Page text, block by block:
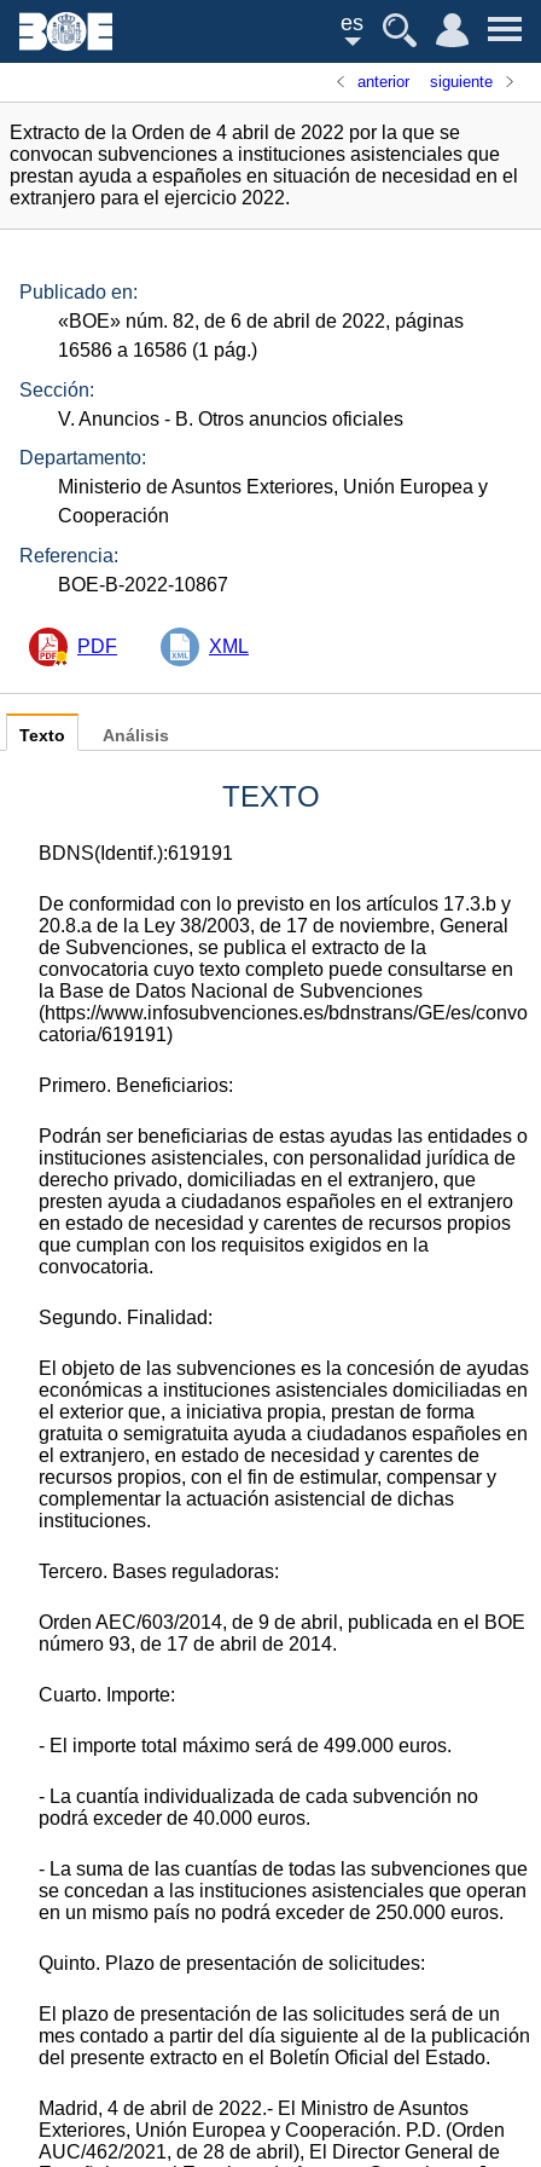
es
anterior siguiente
Extracto de la Orden de 4 abril de 2022 por la que se
convocan subvenciones a instituciones asistenciales que
prestan ayuda a españoles en situación de necesidad en el
extranjero para el ejercicio 2022.
Publicado en:
«BOE» núm. 82, de 6 de abril de 2022, páginas
16586 a 16586 (1 pág.)
Sección:
V. Anuncios - B. Otros anuncios oficiales
Departamento:
Ministerio de Asuntos Exteriores, Unión Europea y
Cooperación
Referencia:
BOE-B-2022-10867
PDF XML
Texto
TEXTO
BDNS(Identif.):619191
De conformidad con lo previsto en los artículos 17.3.b y
20.8.a de la Ley 38/2003, de 17 de noviembre, General
de Subvenciones, se publica el extracto de la
convocatoria cuyo texto completo puede consultarse en
la Base de Datos Nacional de Subvenciones
(https://www.infosubvenciones.es/bdnstrans/GE/es/convo
catoria/619191)
Primero. Beneficiarios:
Podrán ser beneficiarias de estas ayudas las entidades o
instituciones asistenciales, con personalidad jurídica de
derecho privado, domiciliadas en el extranjero, que
presten ayuda a ciudadanos españoles en el extranjero
en estado de necesidad y carentes de recursos propios
que cumplan con los requisitos exigidos en la
convocatoria.
Segundo. Finalidad:
El objeto de las subvenciones es la concesión de ayudas
económicas a instituciones asistenciales domiciliadas en
el exterior que, a iniciativa propia, prestan de forma
gratuita o semigratuita ayuda a ciudadanos españoles en
el extranjero, en estado de necesidad y carentes de
recursos propios, con el fin de estimular, compensar y
complementar la actuación asistencial de dichas
instituciones.
Tercero. Bases reguladoras:
Orden AEC/603/2014, de 9 de abril, publicada en el BOE
número 93, de 17 de abril de 2014.
Cuarto. Importe:
- El importe total máximo será de 499.000 euros.
- La cuantía individualizada de cada subvención no
podrá exceder de 40.000 euros.
- La suma de las cuantías de todas las subvenciones que
se concedan a las instituciones asistenciales que operan
en un mismo país no podrá exceder de 250.000 euros.
Quinto. Plazo de presentación de solicitudes:
El plazo de presentación de las solicitudes será de un
mes contado a partir del día siguiente al de la publicación
del presente extracto en el Boletín Oficial del Estado.
Madrid, 4 de abril de 2022.- El Ministro de Asuntos
Exteriores, Unión Europea y Cooperación. P.D. (Orden
AUC/462/2021, de 28 de abril), El Director General de
Análisis